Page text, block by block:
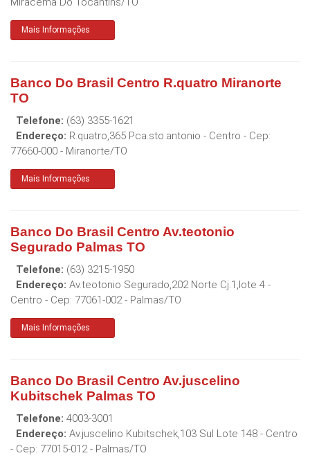
Mais Informações
Banco Do Brasil Centro R.quatro Miranorte
TO
Telefone: (63) 3355-1621
Endereço: R.quatro,365 Pca.sto.antonio - Centro - Cep:
77660-000 - Miranorte/TO
Mais Informações
Banco Do Brasil Centro Av.teotonio
Segurado Palmas TO
Telefone: (63) 3215-1950
Endereço: Av.teotonio Segurado,202 Norte Cj.1,lote 4 -
Centro - Cep: 77061-002- Palmas/TO
Mais Informações
Banco Do Brasil Centro Av.juscelino
Kubitschek Palmas TO
Telefone: 4003-3001
Endereço: Av.juscelino Kubitschek,103 Sul Lote 148 - Centro
- Cep: 77015-012- Palmas/TO